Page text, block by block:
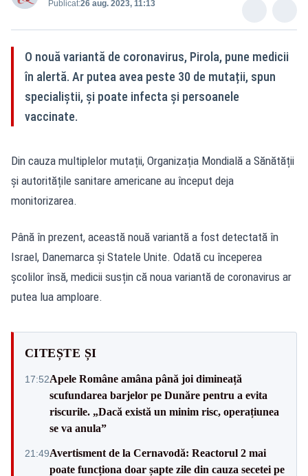
Publicat:26 aug. 2023, 11:13
O nouă variantă de coronavirus, Pirola, pune medicii
în alertă. Ar putea avea peste 30 de mutații, spun
specialiștii, și poate infecta și persoanele
vaccinate.
Din cauza multiplelor mutații, Organizația Mondială a Sănătății
și autoritățile sanitare americane au început deja
monitorizarea.
Până în prezent, această nouă variantă a fost detectată în
Israel, Danemarca și Statele Unite. Odată cu începerea
școlilor însă, medicii susțin că noua variantă de coronavirus ar
putea lua amploare.
CITEȘTE ȘI
17:52Apele Române amâna până joi dimineață
scufundarea barjelor pe Dunăre pentru a evita
riscurile. „Dacă există un minim risc, operațiunea
se va anula”
21:49Avertisment de la Cernavodă: Reactorul 2 mai
poate funcționa doar șapte zile din cauza secetei pe